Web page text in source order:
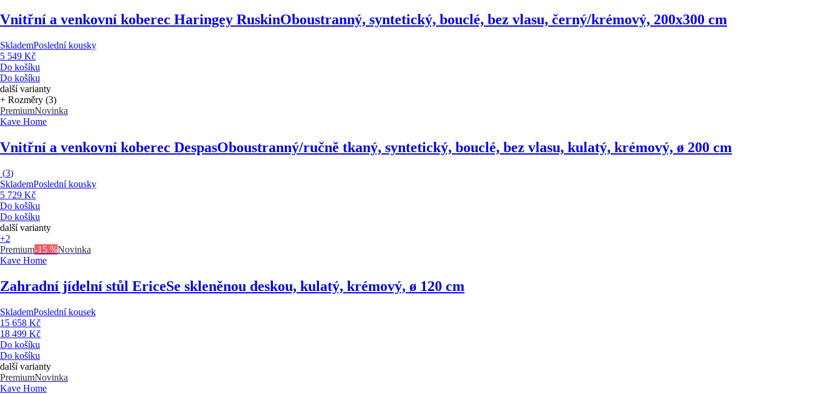
Vnitřní a venkovní koberec Haringey RuskinOboustranný, syntetický, bouclé, bez vlasu, černý/krémový, 200x300 cm
SklademPoslední kousky
5 549 Kč
Do košíku
Do košíku
další varianty
+ Rozměry (3)
PremiumNovinka
Kave Home
Vnitřní a venkovní koberec DespasOboustranný/ručně tkaný, syntetický, bouclé, bez vlasu, kulatý, krémový, ø 200 cm
(3)
SklademPoslední kousky
5 729 Kč
Do košíku
Do košíku
další varianty
+2
Premium-15 %Novinka
Kave Home
Zahradní jídelní stůl EriceSe skleněnou deskou, kulatý, krémový, ø 120 cm
SklademPoslední kousek
15 658 Kč
18 499 Kč
Do košíku
Do košíku
další varianty
PremiumNovinka
Kave Home